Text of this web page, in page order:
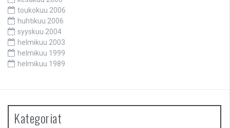
toukokuu 2006
huhtikuu 2006
syyskuu 2004
helmikuu 2003
helmikuu 1999
helmikuu 1989
Kategoriat